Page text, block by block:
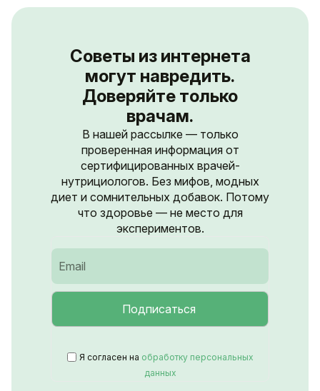
Советы из интернета
могут навредить.
Доверяйте только
врачам.
В нашей рассылке — только
проверенная информация от
сертифицированных врачей-
нутрициологов. Без мифов, модных
диет и сомнительных добавок. Потому
что здоровье — не место для
экспериментов.
Я согласен на обработку персональных
данных